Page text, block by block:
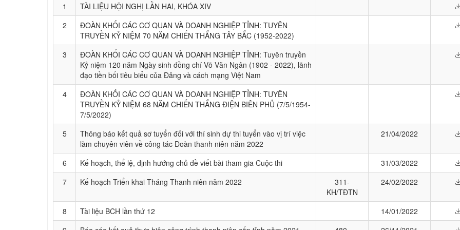
THI TRỰC TUYẾN
4 BÀI HỌC LÝ LUẬN CHÍNH TRỊ
TUYÊN TRUYỀN, PHỔ BIẾN PHÁP LUẬT
1
TÀI LIỆU HỘI NGHỊ LẦN HAI, KHÓA XIV
2
ĐOÀN KHỐI CÁC CƠ QUAN VÀ DOANH NGHIỆP TỈNH: TUYÊN
TRUYỀN KỶ NIỆM 70 NĂM CHIẾN THẮNG TÂY BẮC (1952-2022)
3
ĐOÀN KHỐI CÁC CƠ QUAN VÀ DOANH NGHIỆP TỈNH: Tuyên truyền
Kỷ niệm 120 năm Ngày sinh đồng chí Võ Văn Ngân (1902 - 2022), lãnh
đạo tiền bối tiêu biểu của Đảng và cách mạng Việt Nam
4
ĐOÀN KHỐI CÁC CƠ QUAN VÀ DOANH NGHIỆP TỈNH: TUYÊN
TRUYỀN KỶ NIỆM 68 NĂM CHIẾN THẮNG ĐIỆN BIÊN PHỦ (7/5/1954-
7/5/2022)
5
Thông báo kết quả sơ tuyển đối với thí sinh dự thi tuyển vào vị trí việc
làm chuyên viên về công tác Đoàn thanh niên năm 2022
21/04/2022
6 Kế hoạch, thể lệ, định hướng chủ đề viết bài tham gia Cuộc thi
31/03/2022
7
Kế hoạch Triển khai Tháng Thanh niên năm 2022
311-
KH/TĐTN
24/02/2022
8 Tài liệu BCH lần thứ 12
14/01/2022